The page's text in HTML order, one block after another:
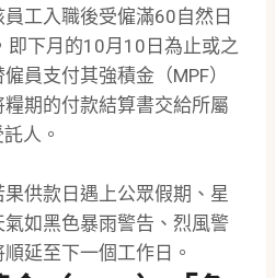
工入職後受僱滿60自然日
即下月的10月10日為止或之
員支付其強積金（MPF）
期的付款結算書交給所屬
人。
供款日遇上公眾假期、星
如黑色暴雨警告、烈風警
延至下一個工作日。